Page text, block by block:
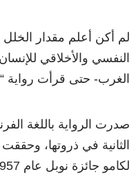
لم أكن أعلم مقدار الخلل
النفسي والأخلاقي
الغرب- حتى قرأت رواية
الثانية في ذروتها،
لكامو جائزة نوبل عام 1957.